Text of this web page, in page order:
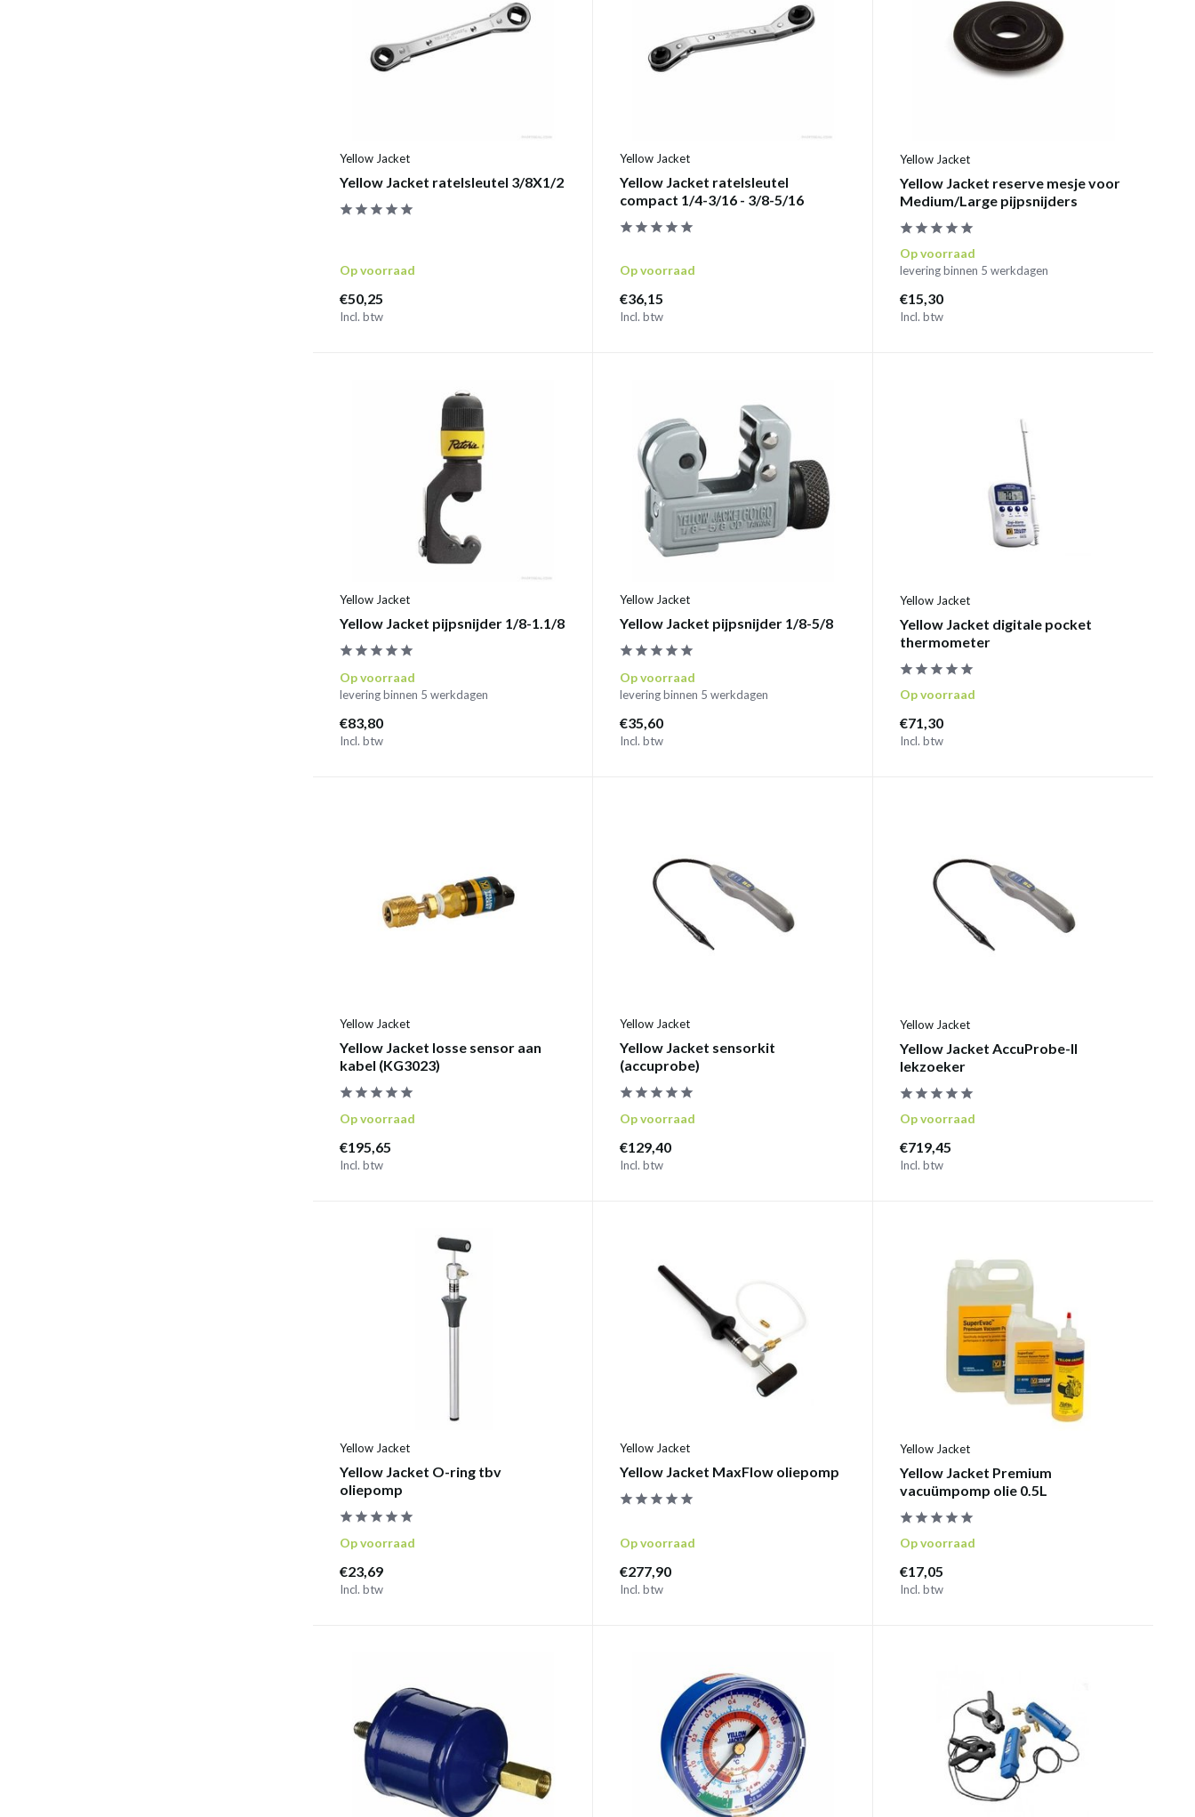
Yellow Jacket
Yellow Jacket ratelsleutel 3/8X1/2
Op voorraad
€50,25
Incl. btw
Yellow Jacket
Yellow Jacket ratelsleutel
compact 1/4-3/16 - 3/8-5/16
Op voorraad
€36,15
Incl. btw
Yellow Jacket
Yellow Jacket reserve mesje voor
Medium/Large pijpsnijders
Op voorraad
levering binnen 5 werkdagen
€15,30
Incl. btw
Yellow Jacket
Yellow Jacket pijpsnijder 1/8-1.1/8
Op voorraad
levering binnen 5 werkdagen
€83,80
Incl. btw
Yellow Jacket
Yellow Jacket pijpsnijder 1/8-5/8
Op voorraad
levering binnen 5 werkdagen
€35,60
Incl. btw
Yellow Jacket
Yellow Jacket digitale pocket
thermometer
Op voorraad
€71,30
Incl. btw
Yellow Jacket
Yellow Jacket losse sensor aan
kabel (KG3023)
Op voorraad
€195,65
Incl. btw
Yellow Jacket
Yellow Jacket sensorkit
(accuprobe)
Op voorraad
€129,40
Incl. btw
Yellow Jacket
Yellow Jacket AccuProbe-II
lekzoeker
Op voorraad
€719,45
Incl. btw
Yellow Jacket
Yellow Jacket O-ring tbv
oliepomp
Op voorraad
€23,69
Incl. btw
Yellow Jacket
Yellow Jacket MaxFlow oliepomp
Op voorraad
€277,90
Incl. btw
Yellow Jacket
Yellow Jacket Premium
vacuümpomp olie 0.5L
Op voorraad
€17,05
Incl. btw